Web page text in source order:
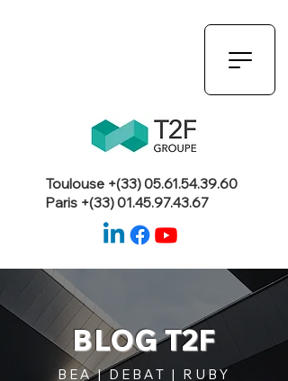
Toulouse +(33)05.61.54.39.60
Paris +(33)01.45.97.43.67
BLOG T2F
BEA | DEBAT | RUBY